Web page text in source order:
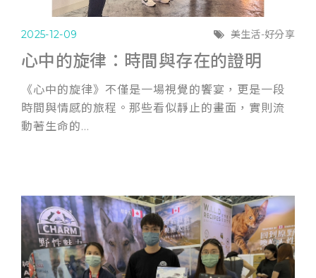
2025-12-09 美生活-好分享
心中的旋律：時間與存在的證明
《心中的旋律》不僅是一場視覺的饗宴，更是一段
時間與情感的旅程。那些看似靜止的畫面，實則流
動著生命的...